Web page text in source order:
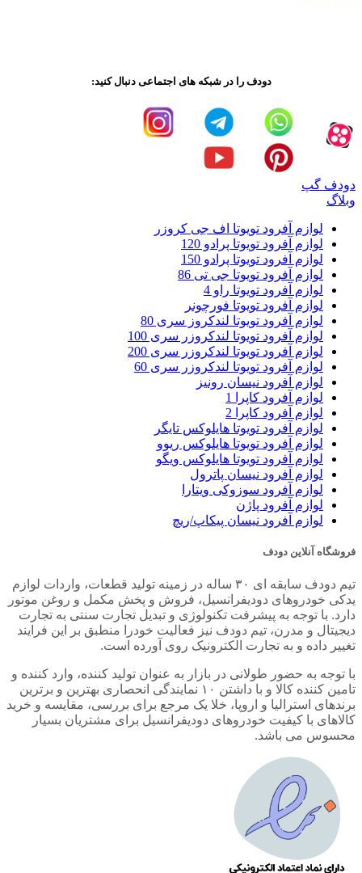
دودف را در شبکه های اجتماعی دنبال کنید:
دودف گپ
وبلاگ
لوازم آفرود تویوتا اف جی کروزر
لوازم آفرود تویوتا پرادو 120
لوازم آفرود تویوتا پرادو 150
لوازم آفرود تویوتا جی تی 86
لوازم آفرود تویوتا راو 4
لوازم آفرود تویوتا فورچونر
لوازم آفرود تویوتا لندکروز سری 80
لوازم آفرود تویوتا لندکروزر سری 100
لوازم آفرود تویوتا لندکروزر سری 200
لوازم آفرود تویوتا لندکروزر سری 60
لوازم آفرود نیسان رونیز
لوازم آفرود کاپرا 1
لوازم آفرود کاپرا 2
لوازم آفرود تویوتا هایلوکس تایگر
لوازم آفرود تویوتا هایلوکس ریوو
لوازم آفرود تویوتا هایلوکس ویگو
لوازم آفرود نیسان پاترول
لوازم آفرود سوزوکی ویتارا
لوازم آفرود پاژن
لوازم آفرود نیسان پیکاپ/ریچ
فروشگاه آنلاین دودف
تیم دودف سابقه ای ۳۰ ساله در زمینه تولید قطعات، واردات لوازم
یدکی خودروهای دودیفرانسیل، فروش و پخش مکمل و روغن موتور
دارد. با توجه به پیشرفت تکنولوژی و تبدیل تجارت سنتی به تجارت
دیجیتال و مدرن، تیم دودف نیز فعالیت خودرا منطبق بر این فرایند
تغییر داده و به تجارت الکترونیک روی آورده است.
با توجه به حضور طولانی در بازار به عنوان تولید کننده، وارد کننده و
تامین کننده کالا و با داشتن ۱۰ نمایندگی انحصاری بهترین و برترین
برندهای استرالیا و اروپا، خلا یک مرجع برای بررسی، مقایسه و خرید
کالاهای با کیفیت خودروهای دودیفرانسیل برای مشتریان بسیار
محسوس می باشد.